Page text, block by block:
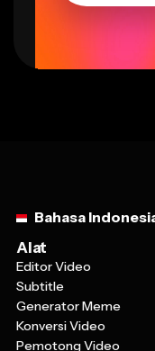
Editor Video
Subtitle
Generator Meme
Konversi Video
Pemotong Video